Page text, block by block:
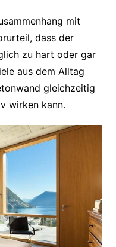
mit
dass der
zu hart oder gar
aus dem Alltag
gleichzeitig
wirken kann.